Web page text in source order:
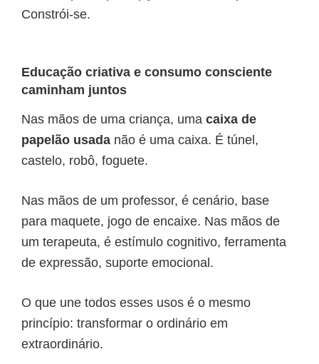
Constrói-se.
Educação criativa e consumo consciente
caminham juntos
Nas mãos de uma criança, uma caixa de
papelão usada não é uma caixa. É túnel,
castelo, robô, foguete.
Nas mãos de um professor, é cenário, base
para maquete, jogo de encaixe. Nas mãos de
um terapeuta, é estímulo cognitivo, ferramenta
de expressão, suporte emocional.
O que une todos esses usos é o mesmo
princípio: transformar o ordinário em
extraordinário.